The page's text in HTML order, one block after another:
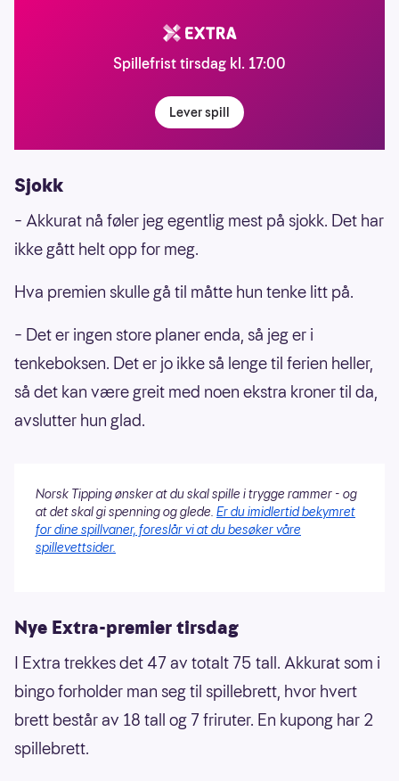
Spillefrist tirsdag kl. 17:00
Lever spill
Sjokk
– Akkurat nå føler jeg egentlig mest på sjokk. Det har
ikke gått helt opp for meg.
Hva premien skulle gå til måtte hun tenke litt på.
– Det er ingen store planer enda, så jeg er i
tenkeboksen. Det er jo ikke så lenge til ferien heller,
så det kan være greit med noen ekstra kroner til da,
avslutter hun glad.
Norsk Tipping ønsker at du skal spille i trygge rammer - og
at det skal gi spenning og glede. Er du imidlertid bekymret
for dine spillvaner, foreslår vi at du besøker våre
spillevettsider.
Nye Extra-premier tirsdag
I Extra trekkes det 47 av totalt 75 tall. Akkurat som i
bingo forholder man seg til spillebrett, hvor hvert
brett består av 18 tall og 7 friruter. En kupong har 2
spillebrett.